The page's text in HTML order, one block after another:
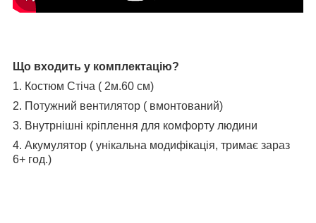
Що входить у комплектацію?
1. Костюм Стіча ( 2м.60 см)
2. Потужний вентилятор ( вмонтований)
3. Внутрнішні кріплення для комфорту людини
4. Акумулятор ( унікальна модифікація, тримає зараз
6+ год.)